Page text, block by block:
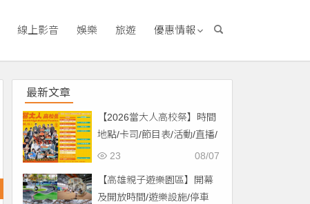
線上影音 娛樂 旅遊 優惠情報
最新文章
【2026當大人高校祭】時間
地點/卡司/節目表/活動/直播/
交通，免費入場！
08/07
23
【高雄親子遊樂園區】開幕
及開放時間/遊樂設施/停車